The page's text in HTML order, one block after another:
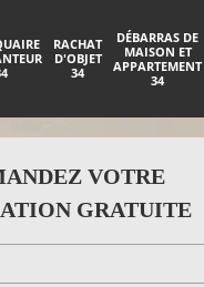
RACHAT
D'OBJET
34
DÉBARRAS DE
MAISON ET
APPARTEMENT
34
VOTRE
GRATUITE